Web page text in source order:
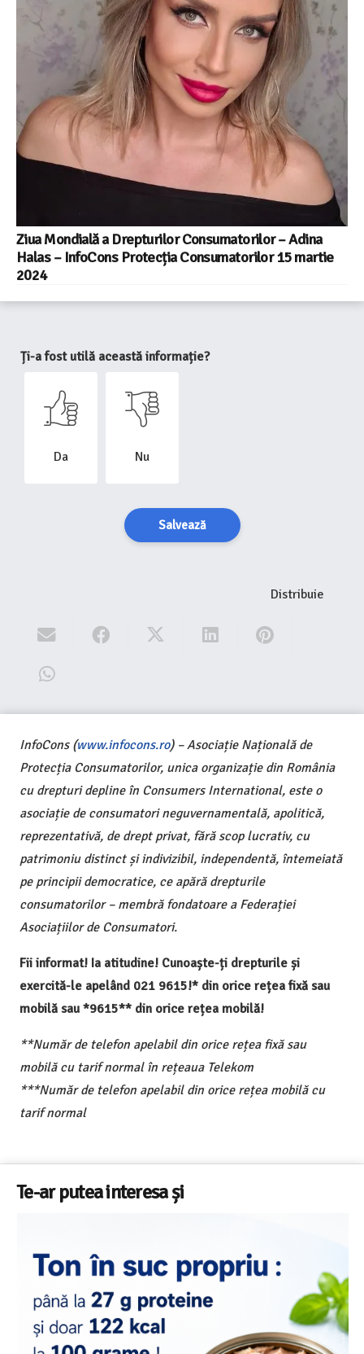
Ziua Mondială a Drepturilor Consumatorilor – Adina
Halas – InfoCons Protecția Consumatorilor 15 martie
2024
Ți-a fost utilă această informație?
Da Nu
Salvează
Distribuie
InfoCons (www.infocons.ro) – Asociație Națională de
Protecția Consumatorilor, unica organizație din România
cu drepturi depline în Consumers International, este o
asociație de consumatori neguvernamentală, apolitică,
reprezentativă, de drept privat, fără scop lucrativ, cu
patrimoniu distinct și indivizibil, independentă, întemeiată
pe principii democratice, ce apără drepturile
consumatorilor – membră fondatoare a Federației
Asociațiilor de Consumatori.
Fii informat! Ia atitudine! Cunoaște-ți drepturile și
exercită-le apelând 021 9615!* din orice rețea fixă sau
mobilă sau *9615** din orice rețea mobilă!
**Număr de telefon apelabil din orice rețea fixă sau
mobilă cu tarif normal în rețeaua Telekom
***Număr de telefon apelabil din orice rețea mobilă cu
tarif normal
Te-ar putea interesa și